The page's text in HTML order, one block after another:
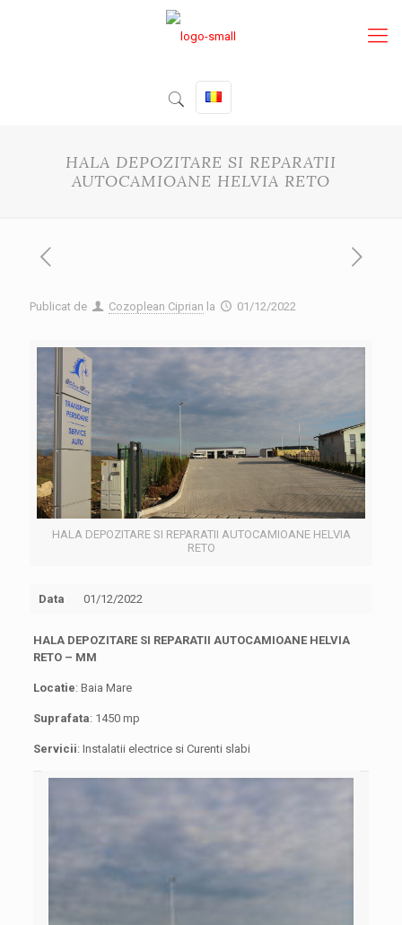
HALA DEPOZITARE SI REPARATII
AUTOCAMIOANE HELVIA RETO
Publicat de Cozoplean Ciprian la 01/12/2022
HALA DEPOZITARE SI REPARATII AUTOCAMIOANE HELVIA
RETO
Data 01/12/2022
HALA DEPOZITARE SI REPARATII AUTOCAMIOANE HELVIA
RETO – MM
Locatie: Baia Mare
Suprafata: 1450 mp
Servicii: Instalatii electrice si Curenti slabi